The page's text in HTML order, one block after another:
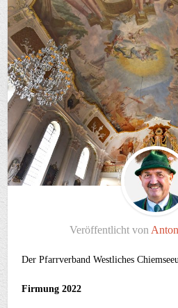
Veröffentlicht von
Der Pfarrverband Westliches
Firmung 2022